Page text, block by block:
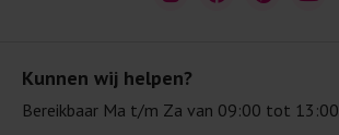
Kunnen wij helpen?
Bereikbaar Ma t/m Za van 09:00 tot 13:00